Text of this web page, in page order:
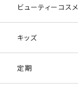
ビューティーコスメ
キッズ
定期